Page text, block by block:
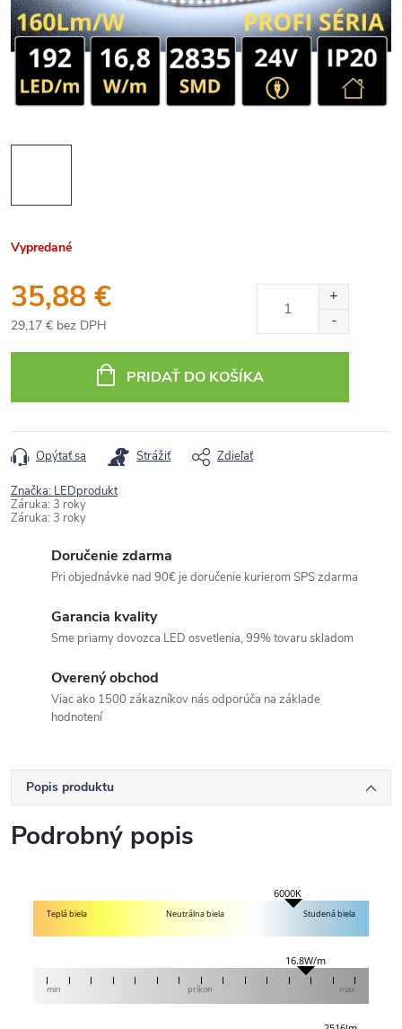
Vypredané
35,88 €
29,17 € bez DPH
cena:
PRIDAŤ DO KOŠÍKA
Opýtať sa Strážiť Zdieľať
Značka: LEDprodukt
Záruka: 3 roky
Záruka: 3 roky
Doručenie zdarma
Pri objednávke nad 90€ je doručenie kurierom SPS zdarma
Garancia kvality
Sme priamy dovozca LED osvetlenia, 99% tovaru skladom
Overený obchod
Viac ako 1500 zákazníkov nás odporúča na základe
hodnotení
Popis produktu
Podrobný popis
6000K
Teplá biela Neutrálna biela Studená biela
16.8W/m
min príkon max